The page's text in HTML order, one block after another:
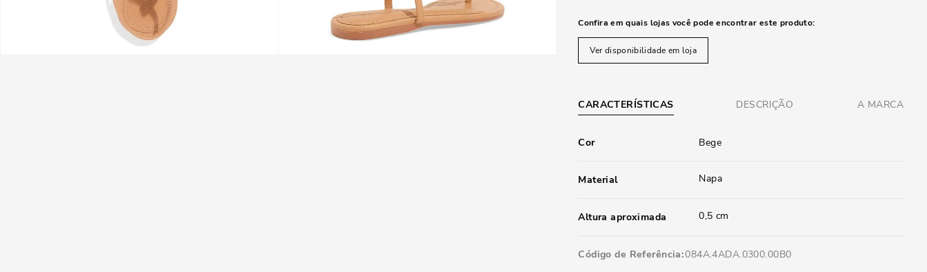
Confira em quais lojas você pode encontrar este produto:
Ver disponibilidade em loja
CARACTERÍSTICAS DESCRIÇÃO A MARCA
Cor Bege
Material Napa
Altura aproximada 0,5 cm
Código de Referência 084A.4ADA.0300.00B0